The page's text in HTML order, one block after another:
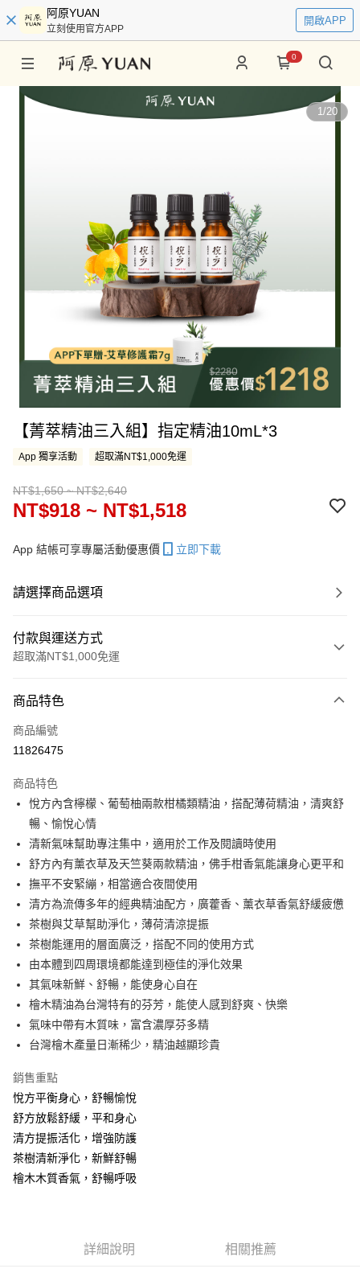
阿原YUAN
立刻使用官方APP
開啟APP
0
1/20
【菁萃精油三入組】指定精油10mL*3
App 獨享活動 超取滿NT$1,000免運
NT$1,650 ~ NT$2,640
NT$918 ~ NT$1,518
App 結帳可享專屬活動優惠價 立即下載
請選擇商品選項
付款與運送方式
超取滿NT$1,000免運
信用卡一次付款
LINE Pay
街口支付
悠遊付
全盈+PAY
大哥付你分期
相關說明
【大哥付你分期使用說明】
1.本服務由台灣大哥大提供，台灣大哥大用戶可立即使用無須另外申請。
流程，驗證手機門號後，選擇欲分期的期數、繳款截止日，確認付款後即完
成交易。
3.實際核准額度、可分期數及費用金額請依後續交易確認頁面所載為準。
4.訂單成立30分鐘內，如未前往確認交易或遇審核未通過，訂單將自動取
消。如遇「轉專審核」未通過狀況，表示未達大哥付你分期系統評分，恕無
法說明評估內容。
1.分期款項不併入電信帳單，「大哥付你分期」於每月結算日後寄送繳費提
醒簡訊。
2.透過簡訊連結打開帳單後，可選擇「超商條碼／台灣大直營門市／銀行轉
帳／街口支付／iPASS MONEY」等通路繳費。
【注意事項】
1.本服務係由「台灣大哥大股份有限公司」（以下簡稱本公司）所提供，讓
用戶於交易時，得透過本服務購買商品或服務，並由商店將買賣／分期付款
買賣價金債權讓與本公司後，依約使用本公司帳單繳交帳款。
3.完整用戶服務條款，請詳閱以下連結：
https://oppay.tw/userRule
AFTEE先享後付
相關說明
【關於「AFTEE先享後付」】
AFTEE先享後付是「在收到商品之後才付款」的支付方式。 讓您購物簡單
便利好安心！
１．簡單：不需註冊會員、不需綁卡、不需儲值。
３．安心：先確認商品／服務後，再付款。
【「AFTEE先享後付」結帳流程】
１．於結帳方式選擇「AFTEE先享後付」後，將跳轉至「AFTEE先享後付」
結帳頁面，進行簡訊認證並確認金額後，即可完成結帳。
２．訂單成立數日內，您將收到繳費通知簡訊。
３．收到繳費通知簡訊後14天內，點擊此簡訊中的連結，可透過四大超商／
ATM／網路銀行／等多元方式進行付款，方視為交易完成。
※ 請注意：結帳手續完成當下不需立刻繳費，但若您需要取消訂單，請聯絡
購買商品的店家。未經商家同意取消之訂單仍視為有效，需透過AFTEE先享
ATM付款
運送方式
⭕超取僅提供付款後全家取貨
每筆NT$100，滿NT$1,000(含以上)免運費
❌未開放，選取系統將直接取消訂單❌
每筆NT$999
⭕超取僅提供付款後7-11取貨
每筆NT$100，滿NT$1,000(含以上)免運費
商品特色
商品編號
11826475
商品特色
悅方內含檸檬、葡萄柚兩款柑橘類精油，搭配薄荷精油，清爽舒
暢、愉悅心情
清新氣味幫助專注集中，適用於工作及閱讀時使用
舒方內有薰衣草及天竺葵兩款精油，佛手柑香氣能讓身心更平和
撫平不安緊繃，相當適合夜間使用
清方為流傳多年的經典精油配方，廣藿香、薰衣草香氣舒緩疲憊
茶樹與艾草幫助淨化，薄荷清涼提振
茶樹能運用的層面廣泛，搭配不同的使用方式
由本體到四周環境都能達到極佳的淨化效果
其氣味新鮮、舒暢，能使身心自在
檜木精油為台灣特有的芬芳，能使人感到舒爽、快樂
氣味中帶有木質味，富含濃厚芬多精
台灣檜木產量日漸稀少，精油越顯珍貴
銷售重點
悅方平衡身心，舒暢愉悅
舒方放鬆舒緩，平和身心
清方提振活化，增強防護
茶樹清新淨化，新鮮舒暢
檜木木質香氣，舒暢呼吸
詳細說明 相關推薦